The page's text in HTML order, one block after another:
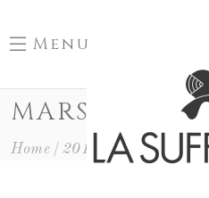
Menu
MARS 2019
Home 2019 Mars